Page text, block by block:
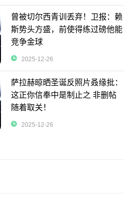
曾被切尔西青训丢弃！卫报：赖
斯势头方盛，前使得练过磅他能
竞争金球
2025-12-26
萨拉赫晾晒圣诞反照片叒缘批：
这正你信奉中是制止之 非删帖
随着取关！
2025-12-26